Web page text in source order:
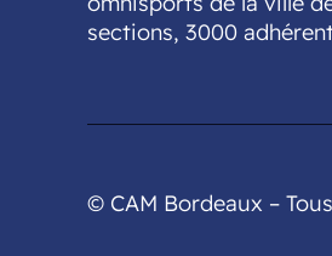
sections, 3000
© CAM Bordeaux –